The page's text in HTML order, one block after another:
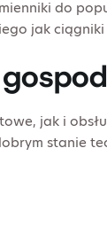
do
jak
jak i
stanie